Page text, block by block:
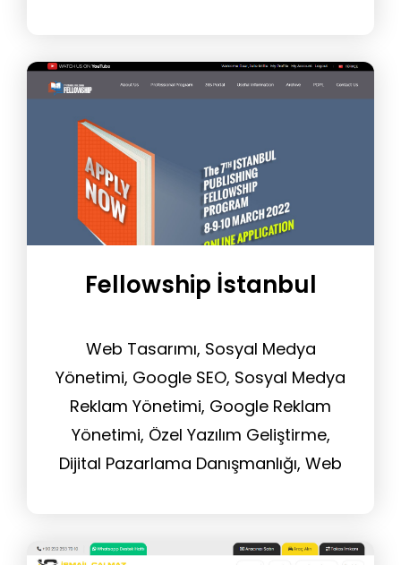
Fellowship İstanbul
Web Tasarımı, Sosyal Medya
Yönetimi, Google SEO, Sosyal Medya
Reklam Yönetimi, Google Reklam
Yönetimi, Özel Yazılım Geliştirme,
Dijital Pazarlama Danışmanlığı, Web